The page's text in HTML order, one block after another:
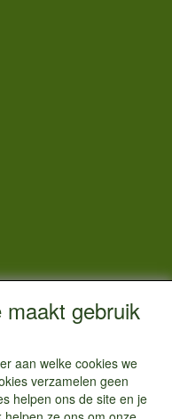
gebruik
aan welke cookies we
verzamelen geen
helpen ons de site en je